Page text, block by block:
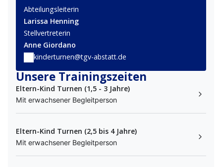
Abteilungsleiterin
Larissa Henning
Stellvertreterin
Anne Giordano
kinderturnen@tgv-abstatt.de
Unsere Trainingszeiten
Eltern-Kind Turnen (1,5 - 3 Jahre)
Mit erwachsener Begleitperson
Eltern-Kind Turnen (2,5 bis 4 Jahre)
Mit erwachsener Begleitperson